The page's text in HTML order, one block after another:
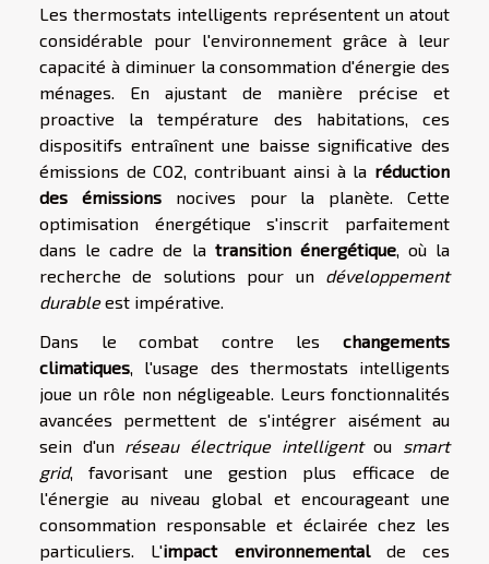
Les thermostats intelligents représentent un atout
considérable pour l'environnement grâce à leur
capacité à diminuer la consommation d'énergie des
ménages. En ajustant de manière précise et
proactive la température des habitations, ces
dispositifs entraînent une baisse significative des
émissions de CO2, contribuant ainsi à la réduction
des émissionsnocives pour la planète. Cette
optimisation énergétique s'inscrit parfaitement
dans le cadre de la transition énergétique, où la
recherche de solutions pour un développement
durableest impérative.
Dans le combat contre les changements
climatiques , l'usage des thermostats intelligents
joue un rôle non négligeable. Leurs fonctionnalités
avancées permettent de s'intégrer aisément au
sein d'un réseau électrique intelligentou
smart
grid, favorisant une gestion plus efficace de
l'énergie au niveau global et encourageant une
consommation responsable et éclairée chez les
particuliers. L'impact environnemental de ces